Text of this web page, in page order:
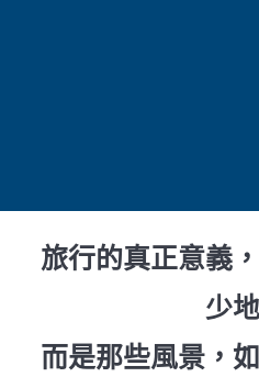
旅行的真正意義
少
而是那些風景，